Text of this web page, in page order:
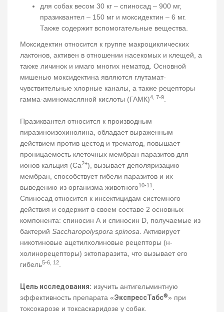
для собак весом 30 кг – спиносад – 900 мг,
празиквантел – 150 мг и моксидектин – 6 мг.
Также содержит вспомогательные вещества.
Моксидектин относится к группе макроциклических
лактонов, активен в отношении насекомых и клещей, а
также личинок и имаго многих нематод. Основной
мишенью моксидектина являются глутамат-
чувствительные хлорные каналы, а также рецепторы
гамма-аминомасляной кислоты (ГАМК)4, 7-9.
Празиквантел относится к производным
пиразиноизохинолина, обладает выраженным
действием против цестод и трематод, повышает
проницаемость клеточных мембран паразитов для
ионов кальция (Са2+), вызывает деполяризацию
мембран, способствует гибели паразитов и их
выведению из организма животного10-11 .
Спиносад относится к инсектицидам системного
действия и содержит в своем составе 2 основных
компонента: спиносин А и спиносин D, получаемые из
бактерий Saccharopolyspora spinosa. Активирует
никотиновые ацетилхолиновые рецепторы (н-
холинорецепторы) эктопаразита, что вызывает его
гибель5-6, 12.
Цель исследования: изучить антигельминтную
эффективность препарата «ЭкспрессТабс®» при
токсокарозе и токсаскаридозе у собак.